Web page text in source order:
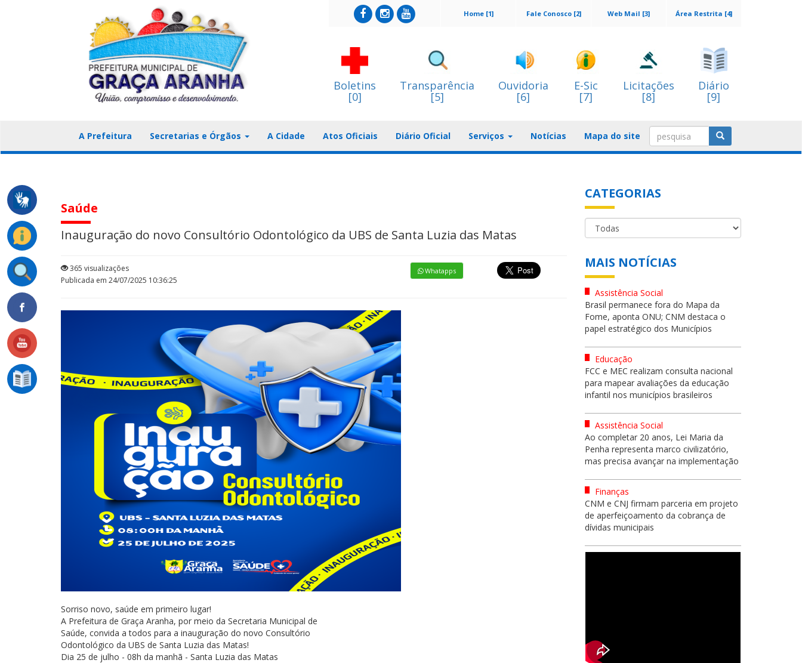
Área Restrita [4]
Web Mail [3]
Fale Conosco [2]
Home [1]
Boletins
[0]
Transparência
[5]
Ouvidoria
[6]
E-Sic
[7]
Licitações
[8]
Diário
[9]
A Prefeitura Secretarias e Órgãos A Cidade Atos Oficiais Diário Oficial Serviços Notícias Mapa do site
Saúde
Inauguração do novo Consultório Odontológico da UBS de Santa Luzia das Matas
365 visualizações
Publicada em 24/07/2025 10:36:25
Whatapps
Sorriso novo, saúde em primeiro lugar!
A Prefeitura de Graça Aranha, por meio da Secretaria Municipal de
Saúde, convida a todos para a inauguração do novo Consultório
Odontológico da UBS de Santa Luzia das Matas!
Dia 25 de julho - 08h da manhã - Santa Luzia das Matas
CATEGORIAS
MAIS NOTÍCIAS
Assistência Social
Brasil permanece fora do Mapa da
Fome, aponta ONU; CNM destaca o
papel estratégico dos Municípios
Educação
FCC e MEC realizam consulta nacional
para mapear avaliações da educação
infantil nos municípios brasileiros
Assistência Social
Ao completar 20 anos, Lei Maria da
Penha representa marco civilizatório,
mas precisa avançar na implementação
Finanças
CNM e CNJ firmam parceria em projeto
de aperfeiçoamento da cobrança de
dívidas municipais